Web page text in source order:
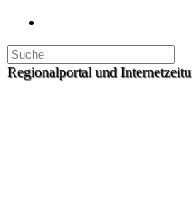
Regionalportal und